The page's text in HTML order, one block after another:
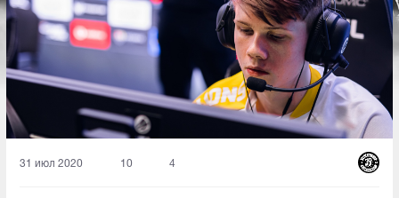
31 июл 2020 10 4